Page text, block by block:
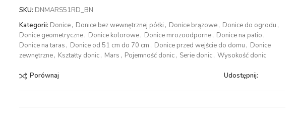
SKU: DNMARS51RD_BN
Kategorii: Donice, Donice bez wewnętrznej półki , Donice brązowe, Donice do ogrodu ,
Donice geometryczne, Donice kolorowe, Donice mrozoodporne, Donice na patio ,
Donice na taras , Donice od 51 cm do 70 cm , Donice przed wejście do domu , Donice
zewnętrzne, Kształty donic, Mars , Pojemność donic, Serie donic, Wysokość donic
Porównaj Udostępnij: